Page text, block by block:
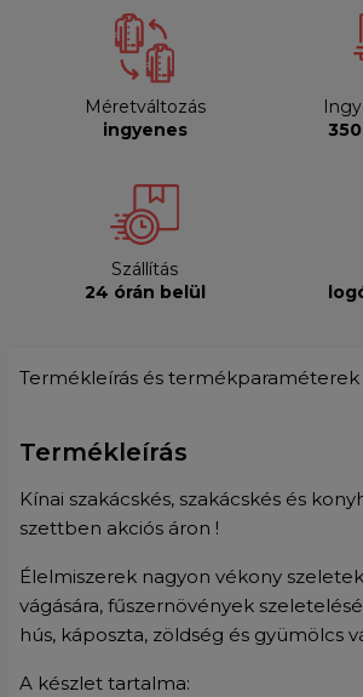
Méretváltozás
ingyenes
Szállítás
24 órán belül
Termékleírás és termékparaméterek
Termékleírás
Kínai szakácskés, szakácskés és
szettben akciós áron !
Élelmiszerek nagyon vékony
vágására, fűszernövények
hús, káposzta, zöldség és gyümölcs
A készlet tartalma: